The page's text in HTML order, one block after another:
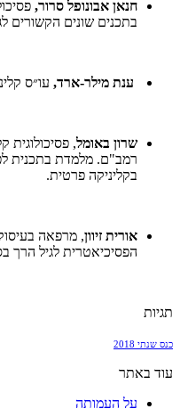
חנאן אבונופל סרור,
בתכנים שונים הקשורים
ענת מילר-ארד, עו״ס
שרון באומל,
רמב"ם. מלמדת בתכנית
בקליניקה פרטית.
אורית זיוון, מרפאה
הפסיכיאטרית לגיל הרך
תגיות
כנס שנתי 2018
עוד באתר
על העמותה